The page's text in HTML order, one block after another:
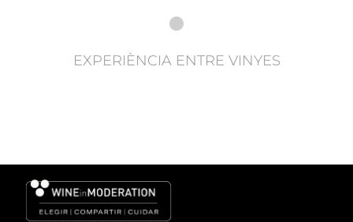
EXPERIÈNCIA ENTRE VINYES